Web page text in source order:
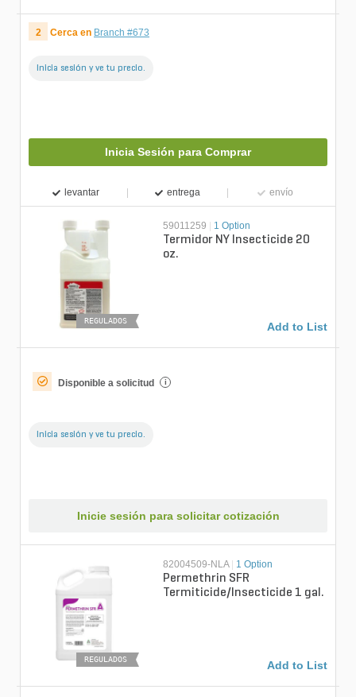
2 Cerca en Branch #673
Inicia sesión y ve tu precio.
Inicia Sesión para Comprar
levantar entrega envío
REGULADOS
59011259 | 1 Option
Termidor NY Insecticide 20
oz.
Add to List
Disponible a solicitud i
Inicia sesión y ve tu precio.
Inicie sesión para solicitar cotización
REGULADOS
82004509-NLA | 1 Option
Permethrin SFR
Termiticide/Insecticide 1 gal.
Add to List